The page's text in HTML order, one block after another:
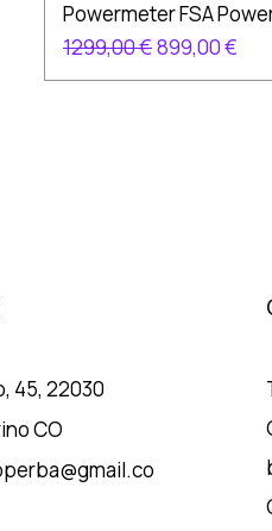
Powermeter FSA
Precio
1299,00 €Precio de
899,00 €
45, 22030
CO